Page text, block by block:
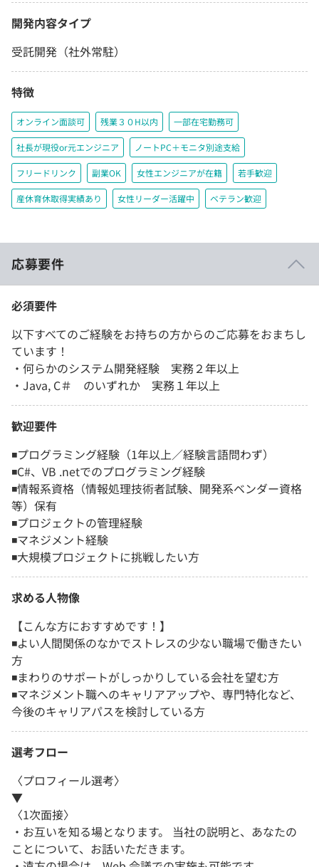
開発内容タイプ
受託開発（社外常駐）
特徴
オンライン面談可 残業３０H以内 一部在宅勤務可
社長が現役or元エンジニア ノートPC＋モニタ別途支給
フリードリンク 副業OK 女性エンジニアが在籍 若手歓迎
産休育休取得実績あり 女性リーダー活躍中 ベテラン歓迎
応募要件
必須要件
以下すべてのご経験をお持ちの方からのご応募をおまちし
ています！
・何らかのシステム開発経験 実務２年以上
・Java, C＃ のいずれか 実務１年以上
歓迎要件
◾️プログラミング経験（1年以上／経験言語問わず）
◾️C#、VB .netでのプログラミング経験
◾️情報系資格（情報処理技術者試験、開発系ベンダー資格
等）保有
◾️プロジェクトの管理経験
◾️マネジメント経験
◾️大規模プロジェクトに挑戦したい方
求める人物像
【こんな方におすすめです！】
◾️よい人間関係のなかでストレスの少ない職場で働きたい
方
◾️まわりのサポートがしっかりしている会社を望む方
◾️マネジメント職へのキャリアアップや、専門特化など、
今後のキャリアパスを検討している方
選考フロー
〈プロフィール選考〉
▼
〈1次面接〉
・お互いを知る場となります。 当社の説明と、あなたの
ことについて、お話いただきます。